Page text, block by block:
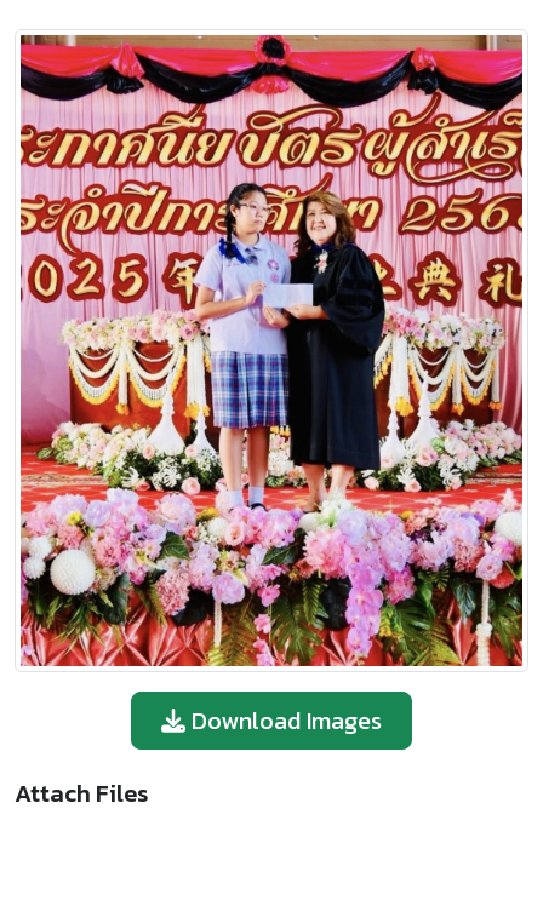
Download Images
Attach Files